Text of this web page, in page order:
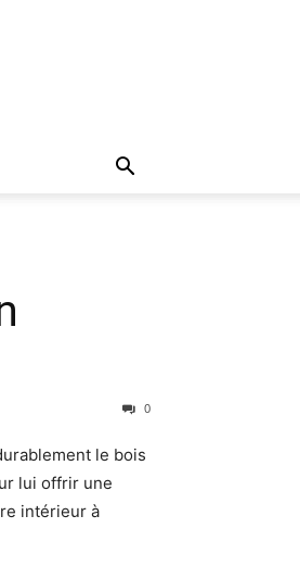
0
le bois
lui offrir une
intérieur à